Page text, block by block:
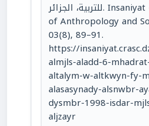
للتربية، الجزائر. Insaniyat - Algerian Journal
of Anthropology and
03(8), 89–91.
https://
almjls-aladd-6-
altalym-w-altkwyn-fy-
alasasynady-alsnwbr-
dysmbr-1998-isdar-
aljzayr